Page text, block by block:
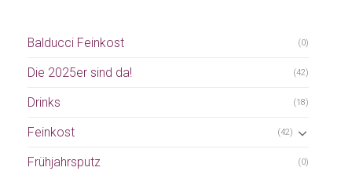
Balducci Feinkost (0)
Die 2025er sind da! (42)
Drinks (18)
Feinkost (42)
Frühjahrsputz (0)